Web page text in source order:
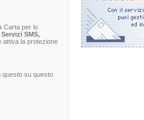
Carta per lo
SMS,
attiva la protezione
questo su questo